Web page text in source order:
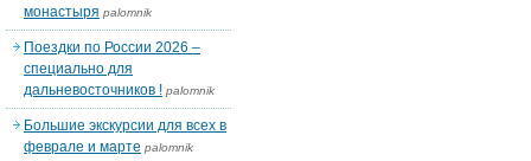
монастыря palomnik
Поездки по России 2026 –
специально для
дальневосточников ! palomnik
Большие экскурсии для всех в
феврале и марте palomnik